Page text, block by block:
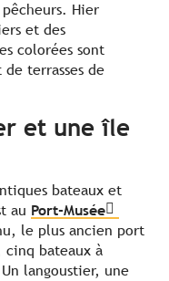
Hier
et des
colorées sont
terrasses de
et une île
bateaux et
au Port-Musée
le plus ancien port
cinq bateaux à
langoustier, une